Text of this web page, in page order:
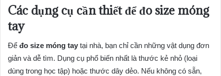
Các dụng cụ cần thiết đểđo size móng
tay
Để đo size móng tay tại nhà, bạn chỉ cần những vật dụng đơn
giản và dễ tìm. Dụng cụ phổ biến nhất là thước kẻ nhỏ (loại
dùng trong học tập) hoặc thước dây dẻo. Nếu không có sẵn,